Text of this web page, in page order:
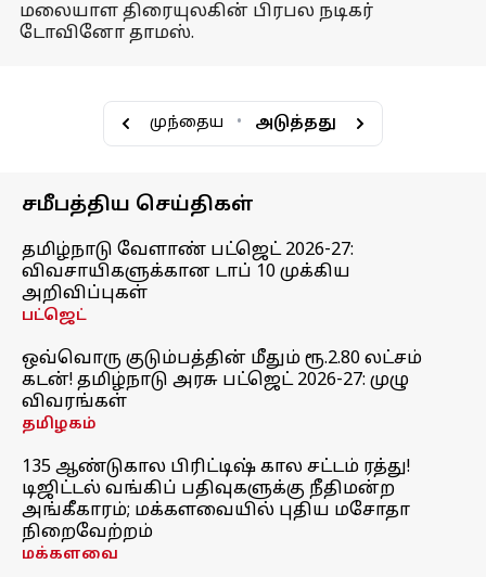
மலையாள திரையுலகின் பிரபல நடிகர்
டோவினோ தாமஸ்.
முந்தைய • அடுத்தது
சமீபத்திய செய்திகள்
தமிழ்நாடு வேளாண் பட்ஜெட் 2026-27:
விவசாயிகளுக்கான டாப் 10 முக்கிய
அறிவிப்புகள்
பட்ஜெட்
ஒவ்வொரு குடும்பத்தின் மீதும் ரூ.2.80 லட்சம்
கடன்! தமிழ்நாடு அரசு பட்ஜெட் 2026-27: முழு
விவரங்கள்
தமிழகம்
135 ஆண்டுகால பிரிட்டிஷ் கால சட்டம் ரத்து!
டிஜிட்டல் வங்கிப் பதிவுகளுக்கு நீதிமன்ற
அங்கீகாரம்; மக்களவையில் புதிய மசோதா
நிறைவேற்றம்
மக்களவை